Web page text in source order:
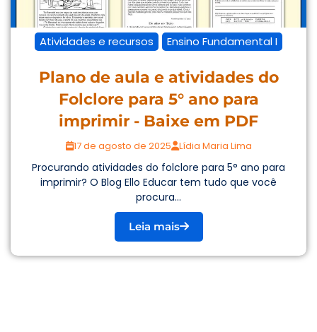
Atividades e recursos Ensino Fundamental I
Plano de aula e atividades do
Folclore para 5° ano para
imprimir - Baixe em PDF
17 de agosto de 2025 Lídia Maria Lima
Procurando atividades do folclore para 5° ano para
imprimir? O Blog Ello Educar tem tudo que você
procura...
Leia mais